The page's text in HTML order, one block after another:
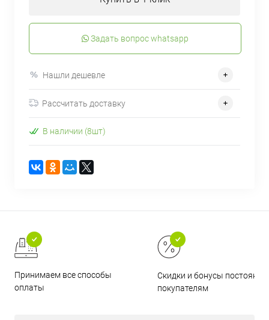
Задать вопрос whatsapp
Нашли дешевле
Рассчитать доставку
В наличии (8шт)
Принимаем все способы
оплаты
Скидки и бонусы
покупателям